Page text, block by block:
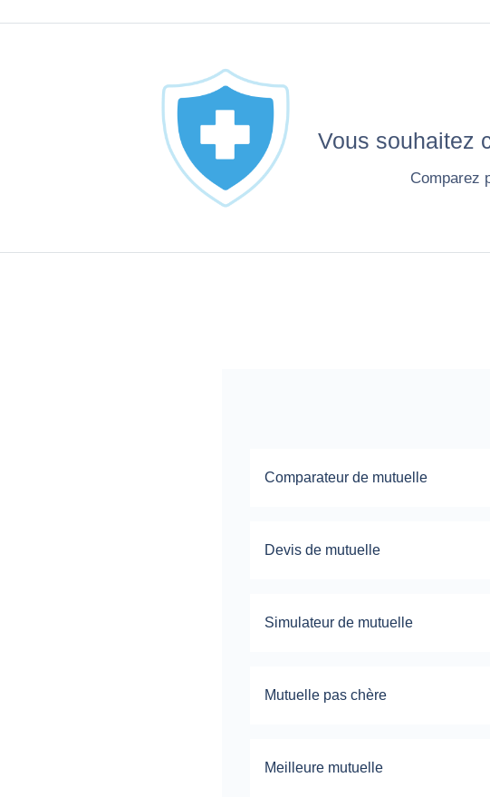
Vous souhaitez
Comparez
Comparateur de mutuelle
Devis de mutuelle
Simulateur de mutuelle
Mutuelle pas chère
Meilleure mutuelle